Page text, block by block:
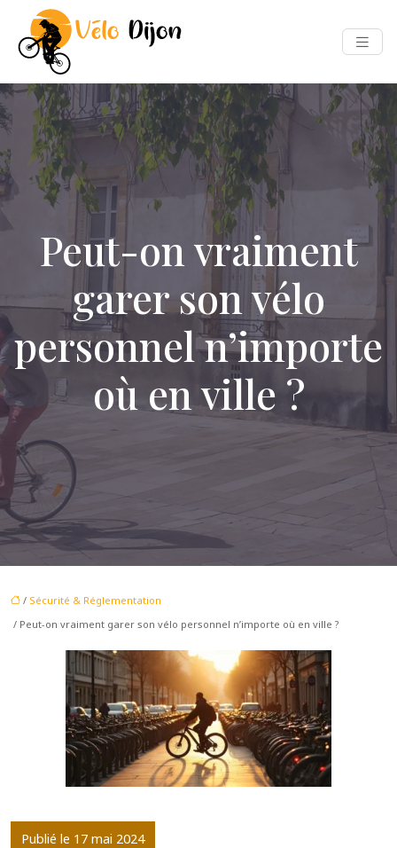
Peut-on vraiment
garer son vélo
personnel n’importe
où en ville ?
/ Sécurité & Réglementation
/ Peut-on vraiment garer son vélo personnel n’importe où en ville ?
Publié le 17 mai 2024